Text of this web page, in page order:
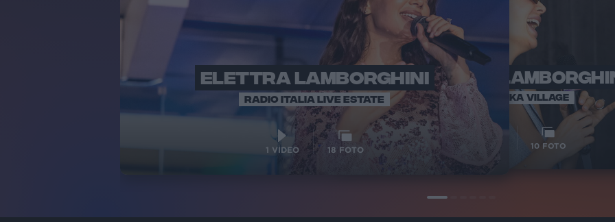
ELETTRA LAMBORGHINI
RADIO ITALIA LIVE ESTATE
1 VIDEO 18 FOTO
ELETTRA
VOI TANKA VILLAGE
10 FOTO
VOI